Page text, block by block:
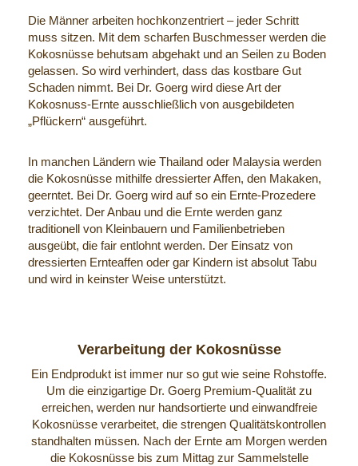
Die Männer arbeiten hochkonzentriert – jeder Schritt
muss sitzen. Mit dem scharfen Buschmesser werden die
Kokosnüsse behutsam abgehakt und an Seilen zu Boden
gelassen. So wird verhindert, dass das kostbare Gut
Schaden nimmt. Bei Dr. Goerg wird diese Art der
Kokosnuss-Ernte ausschließlich von ausgebildeten
„Pflückern“ ausgeführt.
In manchen Ländern wie Thailand oder Malaysia werden
die Kokosnüsse mithilfe dressierter Affen, den Makaken,
geerntet. Bei Dr. Goerg wird auf so ein Ernte-Prozedere
verzichtet. Der Anbau und die Ernte werden ganz
traditionell von Kleinbauern und Familienbetrieben
ausgeübt, die fair entlohnt werden. Der Einsatz von
dressierten Ernteaffen oder gar Kindern ist absolut Tabu
und wird in keinster Weise unterstützt.
Verarbeitung der Kokosnüsse
Ein Endprodukt ist immer nur so gut wie seine Rohstoffe.
Um die einzigartige Dr. Goerg Premium-Qualität zu
erreichen, werden nur handsortierte und einwandfreie
Kokosnüsse verarbeitet, die strengen Qualitätskontrollen
standhalten müssen. Nach der Ernte am Morgen werden
die Kokosnüsse bis zum Mittag zur Sammelstelle